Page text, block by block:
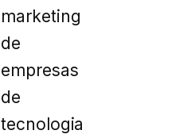
marketing
de
empresas
de
tecnologia